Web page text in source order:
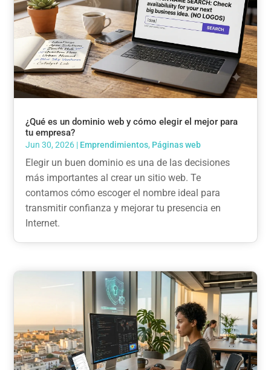
¿Qué es un dominio web y cómo elegir el mejor para
tu empresa?
Jun 30, 2026 | Emprendimientos, Páginas web
Elegir un buen dominio es una de las decisiones
más importantes al crear un sitio web. Te
contamos cómo escoger el nombre ideal para
transmitir confianza y mejorar tu presencia en
Internet.